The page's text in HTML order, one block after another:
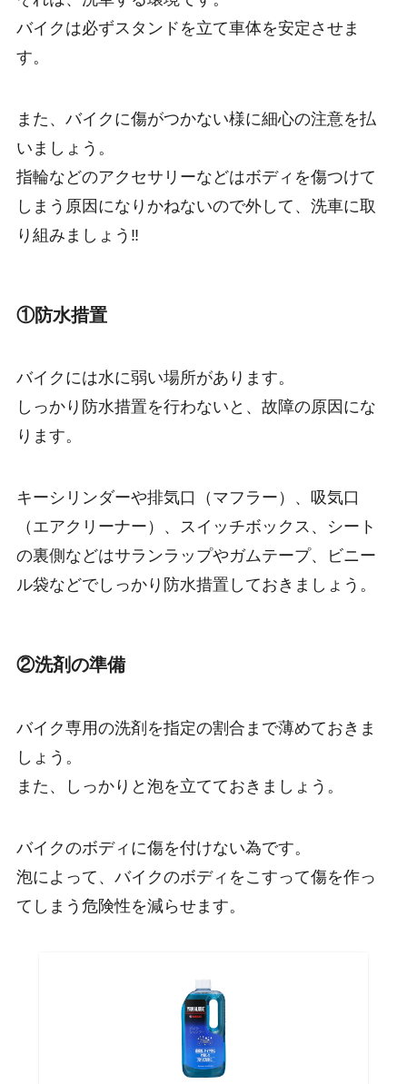
バイクは必ずスタンドを立て車体を安定させま
す。
また、バイクに傷がつかない様に細心の注意を払
いましょう。
指輪などのアクセサリーなどはボディを傷つけて
しまう原因になりかねないので外して、洗車に取
り組みましょう‼
①防水措置
バイクには水に弱い場所があります。
しっかり防水措置を行わないと、故障の原因にな
ります。
キーシリンダーや排気口（マフラー）、吸気口
（エアクリーナー）、スイッチボックス、シート
の裏側などはサランラップやガムテープ、ビニー
ル袋などでしっかり防水措置しておきましょう。
②洗剤の準備
バイク専用の洗剤を指定の割合まで薄めておきま
しょう。
また、しっかりと泡を立てておきましょう。
バイクのボディに傷を付けない為です。
泡によって、バイクのボディをこすって傷を作っ
てしまう危険性を減らせます。